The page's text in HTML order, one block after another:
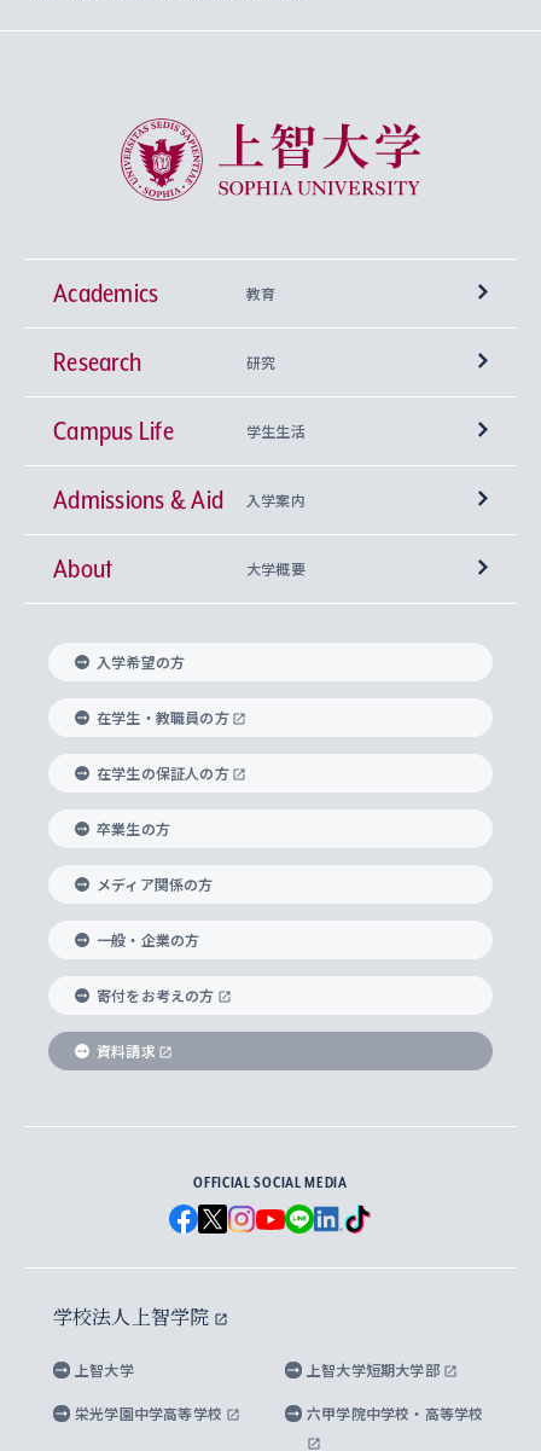
上智大学 Sophia University
Academics 教育
学部
神学部
文学部
総合人間科学部
経済学部
外国語学部
総合グローバル学部
国際教養学部
理工学部
Futures） – 持続可能な未来を考える６学科連携
興味から学科を探す
上智大学の全学共通教育
基盤教育センター
キリスト教人間学
身体知
思考と表現
データサイエンス
上智大学の語学教育
言語教育研究センター
上智大学のグローバル教育
グローバル教育センター
上智大学で学ぶ
海外で学ぶ
学びのサポート
大学院
神学研究科
実践宗教学研究科
総合人間科学研究科
経済学研究科
グローバル・スタディーズ研究科
助産学専攻科
生涯学習
Research 研究
研究所 等
キリスト教文化研究所
中世思想研究所
国際言語情報研究所
グローバル・コンサーン研究所
比較文化研究所
ヨーロッパ研究所
アジア文化研究所
アメリカ・カナダ研究所
メディア・ジャーナリズム研究所
水稀少社会研究センター
先進機械・構造材料イノベーションセンター
Sophia Open Research Weeks (SORW)
産官学連携
知的財産
研究支援制度
重点領域研究・自由課題研究
研究活動に関する法令・研究費の使用について
Campus Life 学生生活
学期区分と授業時間割
課外活動
課外教育プログラム
ボランティア活動
グローバルな学びのコミュニティ
学生の相談窓口
心身の健康相談
ハラスメント防止の取り組み
障がいのある学生への支援
キャリア形成サポート
キャリア形成支援プログラム
就職（内定先）・進路統計
企業の採用ご担当者様へのご案内
住まいのサポート
Admissions & Aid 入学案内
上智大学で取得できる学位
入れの方針）
科目等履修生
研究生・外国人特別研究生・国費留学生
交換留学生(海外大学から上智大学で学ぶ)
ノンディグリー生
Sophia Short-term Program受講生
学費・奨学金
学部入学前に出願する奨学金
国による高等教育の修学支援新制度
大学院生対象の奨学金
海外留学する際の費用と奨学金
About 大学概要
理事長・学長メッセージ
学長・副学長紹介
上智大学の精神
上智大学の理念
上智大学の沿革
ソフィア・アーカイブズ
上智大学とカトリック
グローバルエンゲージメント
上智大学を訪れた世界の知性
国連Weeks・アフリカWeeks
ダイバーシティ＆サステナビリティへの取り組み
上智大学公式ソーシャルメディア
学校法人上智学院について
数字で見る上智大学
上智大学のネットワーク
父母・保証人とのネットワーク
学外とのネットワーク
上智大学大学案内・大学院案内
英文広報誌 SOPHIA magazine
上智大学のビジュアル・アイデンティティ
上智大学ビジュアル・アイデンティティ
上智大学校歌 ・上智大学学生歌
上智大学への取材・キャンパスでの撮影について
上智大学の公開情報
上智大学の教育研究活動等の情報公表
キャンパス案内
入学希望の方
在学生・教職員の方
在学生の保証人の方
卒業生の方
メディア関係の方
一般・企業の方
寄付をお考えの方
資料請求
OFFICIAL SOCIAL MEDIA
学校法人上智学院
上智大学 上智大学短期大学部
栄光学園中学高等学校 六甲学院中学校・高等学校